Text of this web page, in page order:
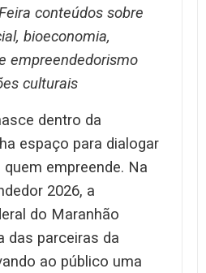
conteúdos sobre
bioeconomia,
empreendedorismo
culturais
dentro da
espaço para dialogar
empreende. Na
2026, a
do Maranhão
das parceiras da
ao público uma